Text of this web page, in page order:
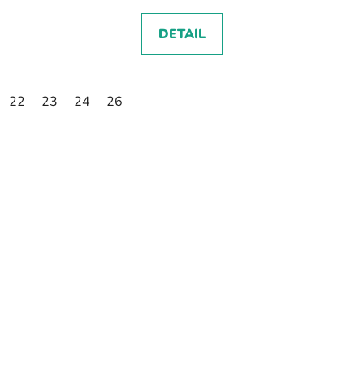
DETAIL
22 23 24 26